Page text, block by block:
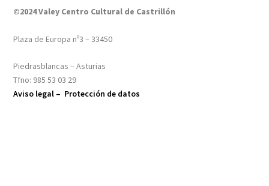
©2024 Valey Centro Cultural de Castrillón
Plaza de Europa nº3 – 33450
Piedrasblancas – Asturias
Tfno: 985 53 03 29
Aviso legal – Protección de datos